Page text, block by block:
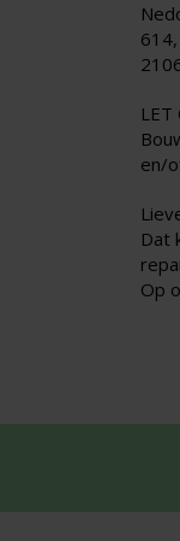
en/
Dat
Op